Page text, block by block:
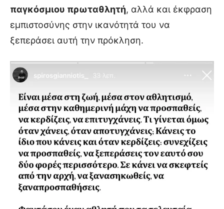
παγκόσμιου πρωταθλητή, αλλά και έκφραση
εμπιστοσύνης στην ικανότητά του να
ξεπεράσει αυτή την πρόκληση.